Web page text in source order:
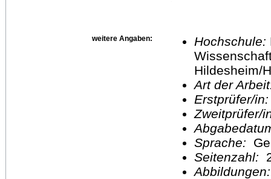
weitere Angaben: Hochschule:
Hildesheim/
Art der
Erstprüfer/
Sprache:
Seitenzahl: